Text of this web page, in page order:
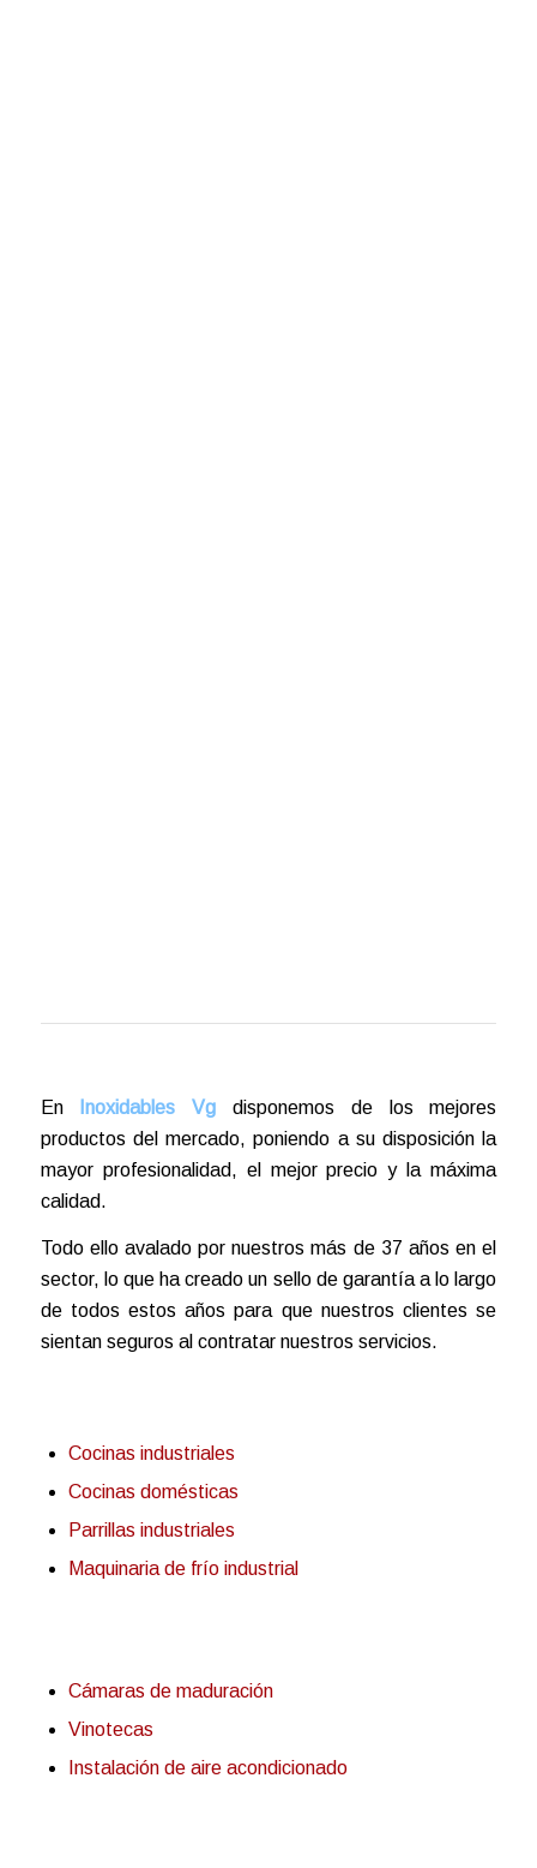
En Inoxidables Vgdisponemos de los mejores
productos del mercado, poniendo a su disposición la
mayor profesionalidad, el mejor precio y la máxima
calidad.
Todo ello avalado por nuestros más de 37 años en el
sector, lo que ha creado un sello de garantía a lo largo
de todos estos años para que nuestros clientes se
sientan seguros al contratar nuestros servicios.
Cocinas industriales
Cocinas domésticas
Parrillas industriales
Maquinaria de frío industrial
Cámaras de maduración
Vinotecas
Instalación de aire acondicionado